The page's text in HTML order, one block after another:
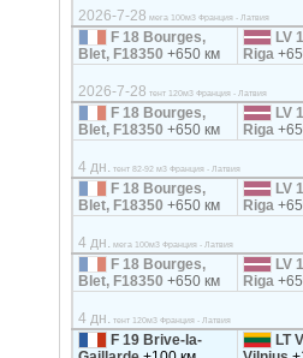
2026-7-28 мега 100м3 Франция - Латвия
F 18 Bourges,
Blet, F18350+650 км
LV
Riga
2026-7-28 тент 120м3 Франция - Латвия
F 18 Bourges,
Blet, F18350+650 км
LV
Riga
4 дн. тент 82-92 м3 Франция - Латвия
F 18 Bourges,
Blet, F18350+650 км
LV
Riga
4 дн. мега 100м3 Франция - Латвия
F 18 Bourges,
Blet, F18350+650 км
LV
Riga
4 дн. тент 120м3 Франция - Латвия
F 19 Brive-la-
LT